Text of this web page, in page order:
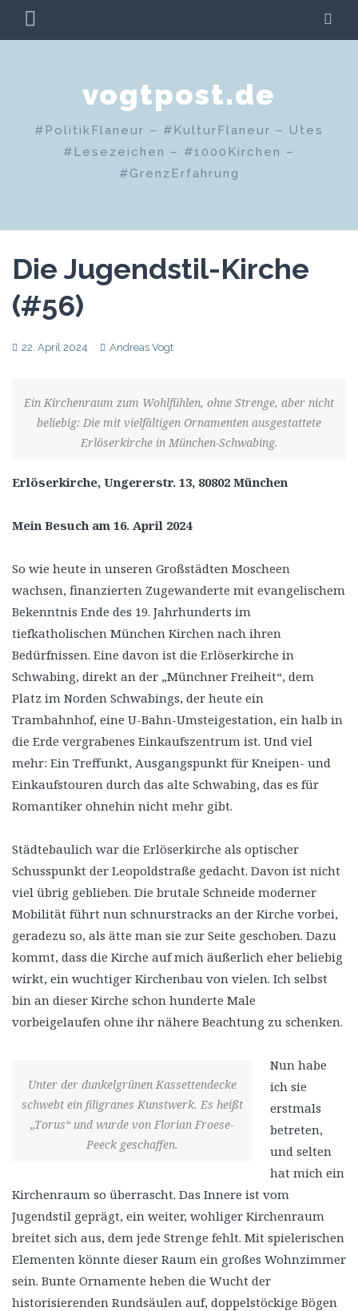
Zum
Inhalt MENÜ
vogtpost.de
#PolitikFlaneur – #KulturFlaneur – Utes
#Lesezeichen – #1000Kirchen –
#GrenzErfahrung
Die Jugendstil-Kirche
(#56)
22. April 2024 Andreas Vogt
Ein Kirchenraum zum Wohlfühlen, ohne Strenge, aber nicht
beliebig: Die mit vielfältigen Ornamenten ausgestattete
Erlöserkirche in München-Schwabing.
Erlöserkirche, Ungererstr. 13, 80802 München
Mein Besuch am 16. April 2024
So wie heute in unseren Großstädten Moscheen
wachsen, finanzierten Zugewanderte mit evangelischem
Bekenntnis Ende des 19. Jahrhunderts im
tiefkatholischen München Kirchen nach ihren
Bedürfnissen. Eine davon ist die Erlöserkirche in
Schwabing, direkt an der „Münchner Freiheit“, dem
Platz im Norden Schwabings, der heute ein
Trambahnhof, eine U-Bahn-Umsteigestation, ein halb in
die Erde vergrabenes Einkaufszentrum ist. Und viel
mehr: Ein Treffunkt, Ausgangspunkt für Kneipen- und
Einkaufstouren durch das alte Schwabing, das es für
Romantiker ohnehin nicht mehr gibt.
Städtebaulich war die Erlöserkirche als optischer
Schusspunkt der Leopoldstraße gedacht. Davon ist nicht
viel übrig geblieben. Die brutale Schneide moderner
Mobilität führt nun schnurstracks an der Kirche vorbei,
geradezu so, als ätte man sie zur Seite geschoben. Dazu
kommt, dass die Kirche auf mich äußerlich eher beliebig
wirkt, ein wuchtiger Kirchenbau von vielen. Ich selbst
bin an dieser Kirche schon hunderte Male
vorbeigelaufen ohne ihr nähere Beachtung zu schenken.
Unter der dunkelgrünen Kassettendecke
schwebt ein filigranes Kunstwerk. Es heißt
„Torus“ und wurde von Florian Froese-
Peeck geschaffen.
Nun habe
ich sie
erstmals
betreten,
und selten
hat mich ein
Kirchenraum so überrascht. Das Innere ist vom
Jugendstil geprägt, ein weiter, wohliger Kirchenraum
breitet sich aus, dem jede Strenge fehlt. Mit spielerischen
Elementen könnte dieser Raum ein großes Wohnzimmer
sein. Bunte Ornamente heben die Wucht der
historisierenden Rundsäulen auf, doppelstöckige Bögen